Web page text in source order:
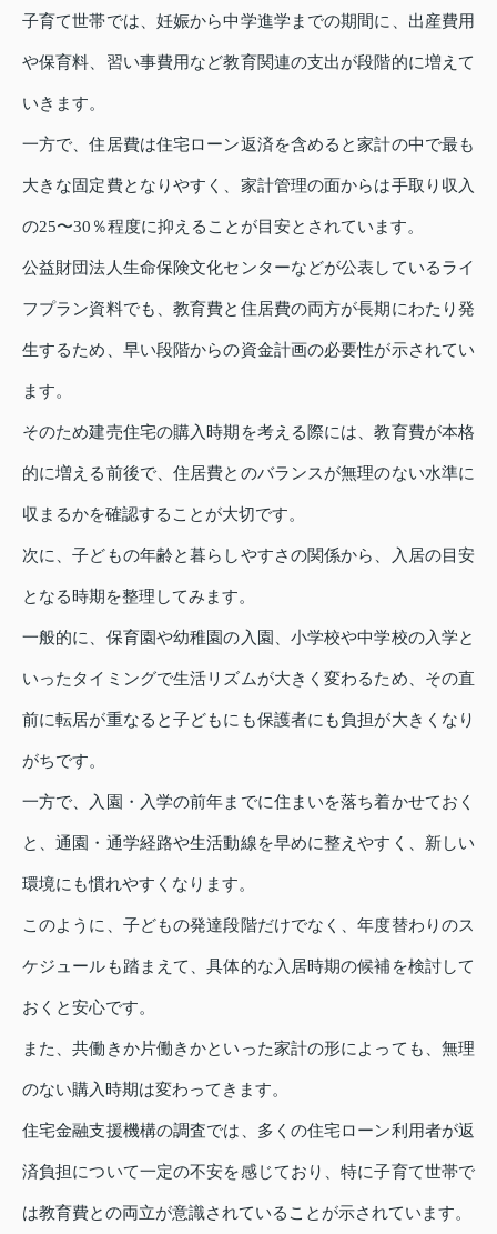
子育て世帯では、妊娠から中学進学までの期間に、出産費用
や保育料、習い事費用など教育関連の支出が段階的に増えて
いきます。
一方で、住居費は住宅ローン返済を含めると家計の中で最も
大きな固定費となりやすく、家計管理の面からは手取り収入
の25〜30％程度に抑えることが目安とされています。
公益財団法人生命保険文化センターなどが公表しているライ
フプラン資料でも、教育費と住居費の両方が長期にわたり発
生するため、早い段階からの資金計画の必要性が示されてい
ます。
そのため建売住宅の購入時期を考える際には、教育費が本格
的に増える前後で、住居費とのバランスが無理のない水準に
収まるかを確認することが大切です。
次に、子どもの年齢と暮らしやすさの関係から、入居の目安
となる時期を整理してみます。
一般的に、保育園や幼稚園の入園、小学校や中学校の入学と
いったタイミングで生活リズムが大きく変わるため、その直
前に転居が重なると子どもにも保護者にも負担が大きくなり
がちです。
一方で、入園・入学の前年までに住まいを落ち着かせておく
と、通園・通学経路や生活動線を早めに整えやすく、新しい
環境にも慣れやすくなります。
このように、子どもの発達段階だけでなく、年度替わりのス
ケジュールも踏まえて、具体的な入居時期の候補を検討して
おくと安心です。
また、共働きか片働きかといった家計の形によっても、無理
のない購入時期は変わってきます。
住宅金融支援機構の調査では、多くの住宅ローン利用者が返
済負担について一定の不安を感じており、特に子育て世帯で
は教育費との両立が意識されていることが示されています。